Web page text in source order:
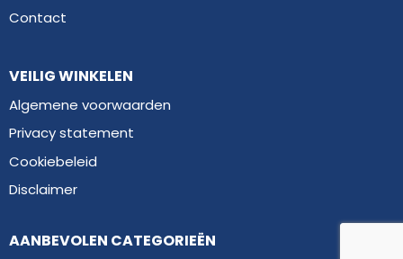
Contact
VEILIG WINKELEN
Algemene voorwaarden
Privacy statement
Cookiebeleid
Disclaimer
AANBEVOLEN CATEGORIEËN